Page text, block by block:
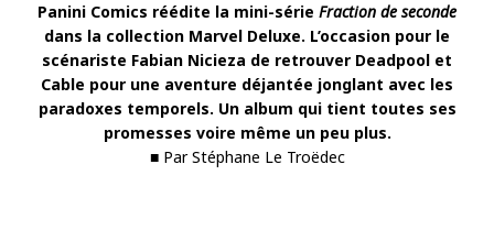
Panini Comics réédite la mini-série Fraction de seconde
dans la collection Marvel Deluxe. L’occasion pour le
scénariste Fabian Nicieza de retrouver Deadpool et
Cable pour une aventure déjantée jonglant avec les
paradoxes temporels. Un album qui tient toutes ses
promesses voire même un peu plus.
■ Par Stéphane Le Troëdec